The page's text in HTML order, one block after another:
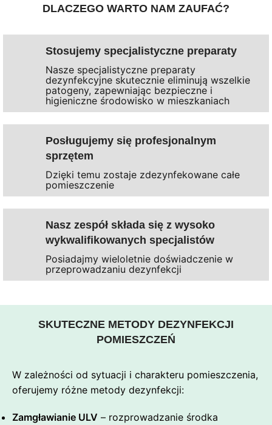
DLACZEGO WARTO NAM ZAUFAĆ?
Stosujemy specjalistyczne preparaty
Nasze specjalistyczne preparaty
dezynfekcyjne skutecznie eliminują wszelkie
patogeny, zapewniając bezpieczne i
higieniczne środowisko w mieszkaniach
Posługujemy się profesjonalnym
sprzętem
Dzięki temu zostaje zdezynfekowane całe
pomieszczenie
Nasz zespół składa się z wysoko
wykwalifikowanych specjalistów
Posiadajmy wieloletnie doświadczenie w
przeprowadzaniu dezynfekcji
SKUTECZNE METODY DEZYNFEKCJI
POMIESZCZEŃ
W zależności od sytuacji i charakteru pomieszczenia,
oferujemy różne metody dezynfekcji:
Zamgławianie ULV – rozprowadzanie środka